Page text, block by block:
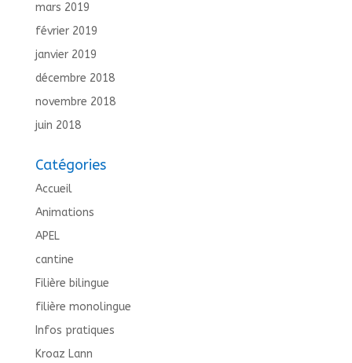
mars 2019
février 2019
janvier 2019
décembre 2018
novembre 2018
juin 2018
Catégories
Accueil
Animations
APEL
cantine
Filière bilingue
filière monolingue
Infos pratiques
Kroaz Lann